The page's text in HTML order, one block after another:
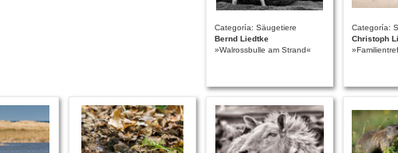
Categoría: Säugetiere
Bernd Liedtke
»Walrossbulle am Strand«
Categoría:
Christoph